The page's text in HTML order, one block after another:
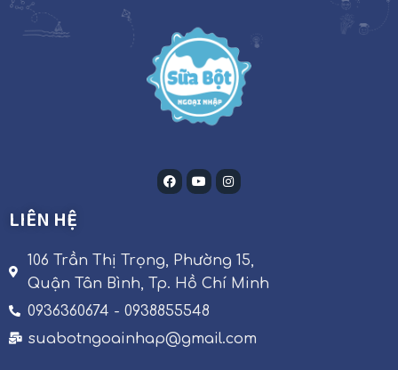
LIÊN HỆ
106 Trần Thị Trọng, Phường 15,
Quận Tân Bình, Tp. Hồ Chí Minh
0936360674 - 0938855548
suabotngoainhap@gmail.com